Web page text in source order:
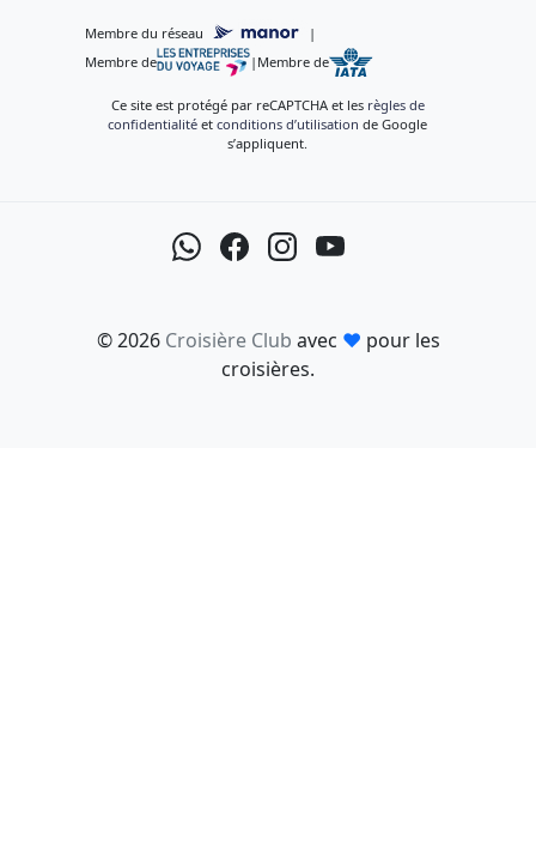
Membre du réseau
|
Membre de
| Membre de
Ce site est protégé par reCAPTCHA et les règles de
confidentialité etconditions d’utilisation de Google
s’appliquent.
© 2026 Croisière Club avec ♥ pour les
croisières.